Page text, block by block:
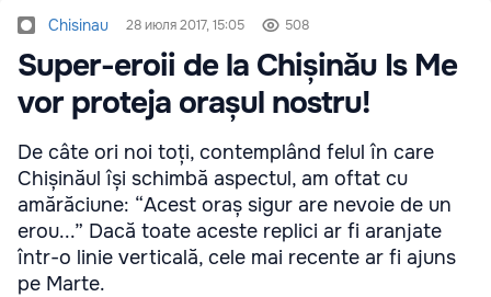
Chisinau 28 июля 2017, 15:05 508
Super-eroii de la Chișinău Is Me
vor proteja orașul nostru!
De câte ori noi toți, contemplând felul în care
Chișinăul își schimbă aspectul, am oftat cu
amărăciune: “Acest oraș sigur are nevoie de un
erou...” Dacă toate aceste replici ar fi aranjate
într-o linie verticală, cele mai recente ar fi ajuns
pe Marte.